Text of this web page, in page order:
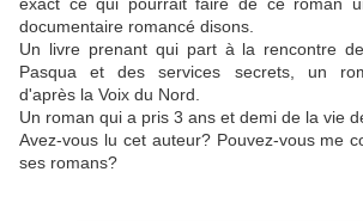
documentaire romancé disons.
Un livre prenant qui part à la rencontre
Pasqua et des services secrets, un
d'après la Voix du Nord.
Un roman qui a pris 3 ans et demi de la vie
Avez-vous lu cet auteur? Pouvez-vous me
ses romans?